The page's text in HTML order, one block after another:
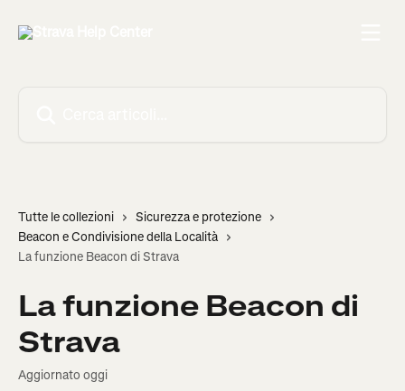
Tutte le collezioni
Sicurezza e protezione
Beacon e Condivisione della Località
La funzione Beacon di Strava
La funzione Beacon di
Strava
Aggiornato oggi